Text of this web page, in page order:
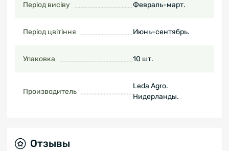
Період висіву Февраль-март.
Період цвітіння Июнь-сентябрь.
Упаковка 10 шт.
Производитель
Leda Agro.
Нидерланды.
Отзывы